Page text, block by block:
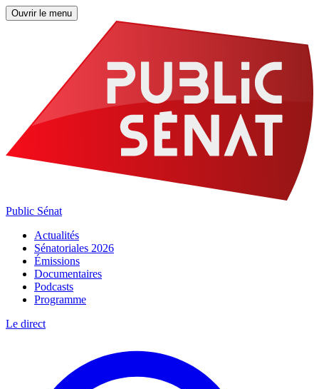
Ouvrir le menu
Public Sénat
Actualités
Sénatoriales 2026
Émissions
Documentaires
Podcasts
Programme
Le direct